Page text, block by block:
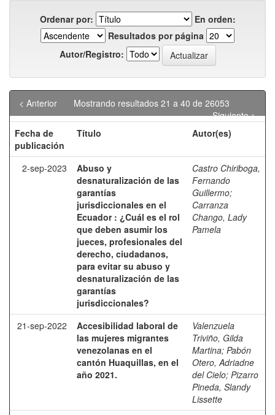
Ordenar por:
En orden:
Resultados por página
Autor/Registro:
Mostrando resultados 21 a 40 de 26053
< Anterior
Siguiente >
Fecha de
publicación
Título Autor(es)
2-sep-2023
Abuso y
desnaturalización de las
garantías
jurisdiccionales en el
Ecuador : ¿Cuál es el rol
que deben asumir los
jueces, profesionales del
derecho, ciudadanos,
para evitar su abuso y
desnaturalización de las
garantías
jurisdiccionales?
Castro Chiriboga,
Fernando
Guillermo;
Carranza
Chango, Lady
Pamela
21-sep-2022
Accesibilidad laboral de
las mujeres migrantes
venezolanas en el
cantón Huaquillas, en el
año 2021.
Valenzuela
Triviño, Gilda
Martina; Pabón
Otero, Adriadne
del Cielo; Pizarro
Pineda, Slandy
Lissette